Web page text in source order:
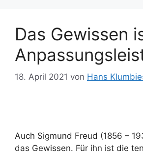
Das Gewissen
18. April 2021 von Hans
Auch Sigmund Freud (1856 –
das Gewissen. Für ihn ist die